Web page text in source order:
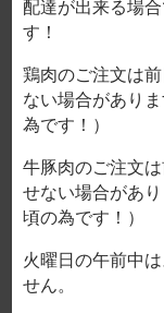
THĂN 27,000VND/
MÔ TẢ
配達が出来る場
す！
鶏肉のご注文は
ない場合があり
為です！）
牛豚肉のご注文
せない場合があ
頃の為です！）
火曜日の午前中
せん。